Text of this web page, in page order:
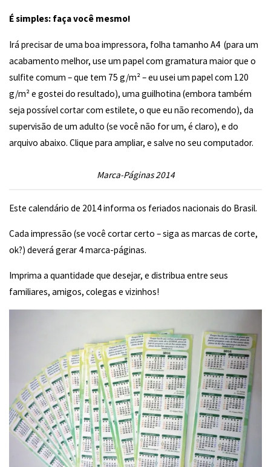
É simples: faça você mesmo!
Irá precisar de uma boa impressora, folha tamanho A4 (para um
acabamento melhor, use um papel com gramatura maior que o
sulfite comum – que tem 75 g/m² – eu usei um papel com 120
g/m² e gostei do resultado), uma guilhotina (embora também
seja possível cortar com estilete, o que eu não recomendo), da
supervisão de um adulto (se você não for um, é claro), e do
arquivo abaixo. Clique para ampliar, e salve no seu computador.
Marca-Páginas 2014
Este calendário de 2014 informa os feriados nacionais do Brasil.
Cada impressão (se você cortar certo – siga as marcas de corte,
ok?) deverá gerar 4 marca-páginas.
Imprima a quantidade que desejar, e distribua entre seus
familiares, amigos, colegas e vizinhos!